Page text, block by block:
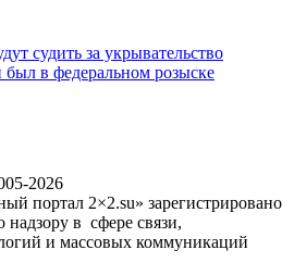
судить за укрывательство
в федеральном розыске
2026
портал 2×2.su» зарегистрировано
в сфере связи,
и массовых коммуникаций